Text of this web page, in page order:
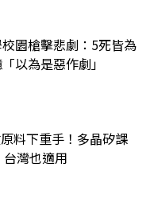
園槍擊悲劇：5死皆為
以為是惡作劇」
料下重手！多晶矽課
灣也適用